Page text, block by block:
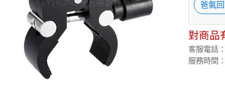
爸氣
對商品
客服電話
服務時間